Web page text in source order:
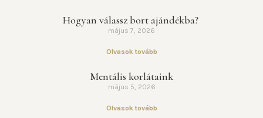
Hogyan válassz bort ajándékba?
május 7, 2026
Olvasok tovább
Mentális korlátaink
május 5, 2026
Olvasok tovább